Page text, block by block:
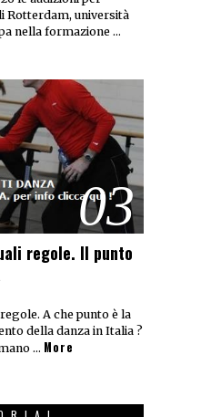
Rotterdam, università
nella formazione …
03
regole. Il punto
A che punto è la
della danza in Italia ?
… More